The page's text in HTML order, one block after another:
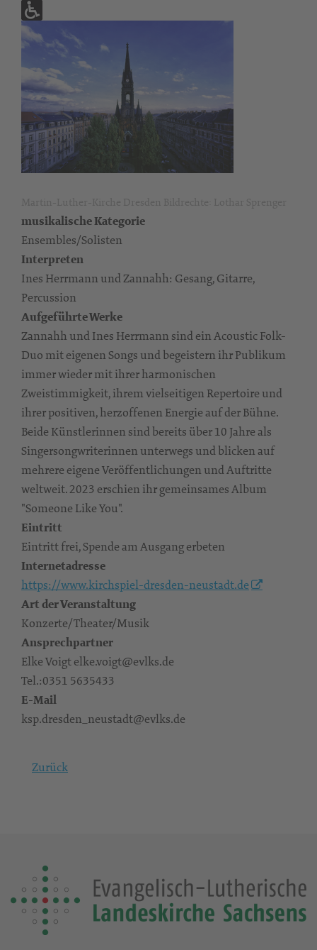
musikalische Kategorie
Ensembles/Solisten
Interpreten
Ines Herrmann und Zannahh: Gesang, Gitarre,
Percussion
Aufgeführte Werke
Zannahh und Ines Herrmann sind ein Acoustic Folk-
Duo mit eigenen Songs und begeistern ihr Publikum
immer wieder mit ihrer harmonischen
Zweistimmigkeit, ihrem vielseitigen Repertoire und
ihrer positiven, herzoffenen Energie auf der Bühne.
Beide Künstlerinnen sind bereits über 10 Jahre als
Singersongwriterinnen unterwegs und blicken auf
mehrere eigene Veröffentlichungen und Auftritte
weltweit. 2023 erschien ihr gemeinsames Album
"Someone Like You".
Eintritt
Eintritt frei, Spende am Ausgang erbeten
Internetadresse
https://www.kirchspiel-dresden-neustadt.de
Art der Veranstaltung
Konzerte/Theater/Musik
Ansprechpartner
Elke Voigt elke.voigt@evlks.de
Tel.:0351 5635433
E-Mail
ksp.dresden_neustadt@evlks.de
Zurück